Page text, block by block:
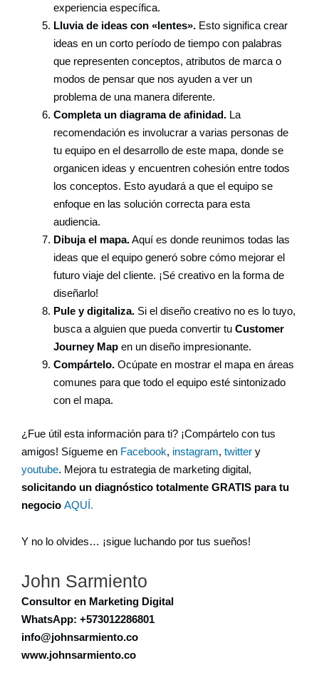
experiencia específica.
Lluvia de ideas con «lentes». Esto significa crear
ideas en un corto período de tiempo con palabras
que representen conceptos, atributos de marca o
modos de pensar que nos ayuden a ver un
problema de una manera diferente.
Completa un diagrama de afinidad. La
recomendación es involucrar a varias personas de
tu equipo en el desarrollo de este mapa, donde se
organicen ideas y encuentren cohesión entre todos
los conceptos. Esto ayudará a que el equipo se
enfoque en las solución correcta para esta
audiencia.
Dibuja el mapa.Aquí es donde reunimos todas las
ideas que el equipo generó sobre cómo mejorar el
futuro viaje del cliente. ¡Sé creativo en la forma de
diseñarlo!
Pule y digitaliza. Si el diseño creativo no es lo tuyo,
busca a alguien que pueda convertir tu Customer
Journey Map en un diseño impresionante.
Compártelo. Ocúpate en mostrar el mapa en áreas
comunes para que todo el equipo esté sintonizado
con el mapa.
¿Fue útil esta información para ti? ¡Compártelo con tus
amigos! Sígueme en Facebook, instagram, twitter y
youtube. Mejora tu estrategia de marketing digital,
solicitando un diagnóstico totalmente GRATIS para tu
negocio AQUÍ.
Y no lo olvides… ¡sigue luchando por tus sueños!
John Sarmiento
Consultor en Marketing Digital
WhatsApp: +573012286801
info@johnsarmiento.co
www.johnsarmiento.co